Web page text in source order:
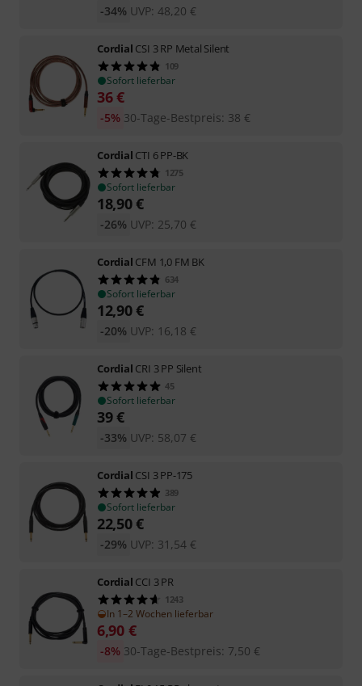
UVP: 48,20 €
-34%
Cordial CSI 3 RP Metal Silent
109
Sofort lieferbar
36€
30-Tage-Bestpreis: 38 €
-5%
Cordial CTI 6 PP-BK
1275
Sofort lieferbar
18,90€
UVP: 25,70 €
-26%
Cordial CFM 1,0 FM BK
634
Sofort lieferbar
12,90€
UVP: 16,18 €
-20%
Cordial CRI 3 PP Silent
45
Sofort lieferbar
39€
UVP: 58,07 €
-33%
Cordial CSI 3 PP-175
389
Sofort lieferbar
22,50€
UVP: 31,54 €
-29%
Cordial CCI 3 PR
1243
In 1–2 Wochen lieferbar
6,90 €
30-Tage-Bestpreis: 7,50 €
-8%